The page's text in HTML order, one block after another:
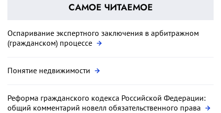
САМОЕ ЧИТАЕМОЕ
Оспаривание экспертного заключения в арбитражном
(гражданском) процессе
Понятие недвижимости
Реформа гражданского кодекса Российской Федерации:
общий комментарий новелл обязательственного права